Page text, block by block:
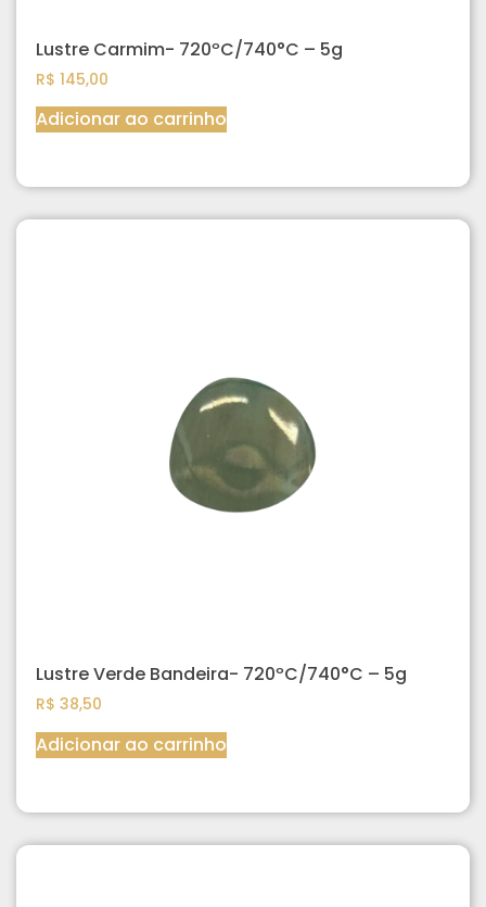
Lustre Carmim- 720ºC/740°C – 5g
R$ 145,00
Adicionar ao carrinho
Lustre Verde Bandeira- 720ºC/740°C – 5g
R$ 38,50
Adicionar ao carrinho